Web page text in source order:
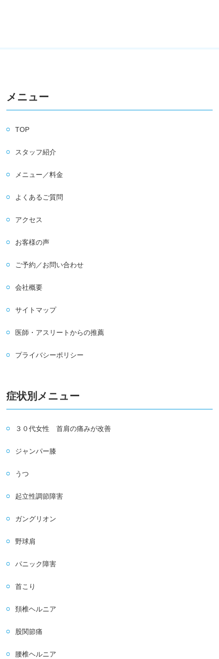
メニュー
TOP
スタッフ紹介
メニュー／料金
よくあるご質問
アクセス
お客様の声
ご予約／お問い合わせ
会社概要
サイトマップ
医師・アスリートからの推薦
プライバシーポリシー
症状別メニュー
３０代女性 首肩の痛みが改善
ジャンパー膝
うつ
起立性調節障害
ガングリオン
野球肩
パニック障害
首こり
頚椎ヘルニア
股関節痛
腰椎ヘルニア